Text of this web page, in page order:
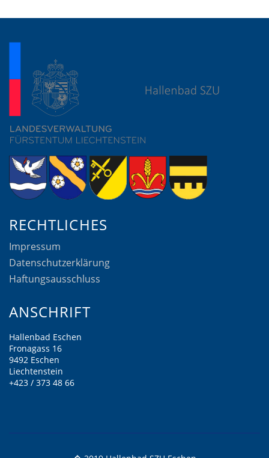
RECHTLICHES
Impressum
Datenschutzerklärung
Haftungsausschluss
ANSCHRIFT
Hallenbad Eschen
Fronagass 16
9492 Eschen
Liechtenstein
+423 / 373 48 66